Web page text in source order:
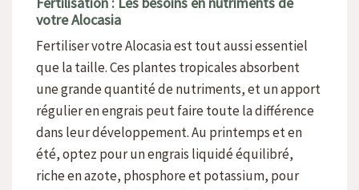
votre Alocasia
Fertiliser votre Alocasia est tout aussi essentiel
que la taille. Ces plantes tropicales absorbent
une grande quantité de nutriments, et un apport
régulier en engrais peut faire toute la différence
dans leur développement. Au printemps et en
été, optez pour un engrais liquidé équilibré,
riche en azote, phosphore et potassium, pour